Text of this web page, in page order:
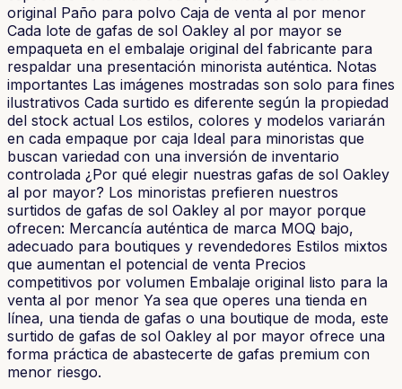
original Paño para polvo Caja de venta al por menor
Cada lote de gafas de sol Oakley al por mayor se
empaqueta en el embalaje original del fabricante para
respaldar una presentación minorista auténtica. Notas
importantes Las imágenes mostradas son solo para fines
ilustrativos Cada surtido es diferente según la propiedad
del stock actual Los estilos, colores y modelos variarán
en cada empaque por caja Ideal para minoristas que
buscan variedad con una inversión de inventario
controlada ¿Por qué elegir nuestras gafas de sol Oakley
al por mayor? Los minoristas prefieren nuestros
surtidos de gafas de sol Oakley al por mayor porque
ofrecen: Mercancía auténtica de marca MOQ bajo,
adecuado para boutiques y revendedores Estilos mixtos
que aumentan el potencial de venta Precios
competitivos por volumen Embalaje original listo para la
venta al por menor Ya sea que operes una tienda en
línea, una tienda de gafas o una boutique de moda, este
surtido de gafas de sol Oakley al por mayor ofrece una
forma práctica de abastecerte de gafas premium con
menor riesgo.